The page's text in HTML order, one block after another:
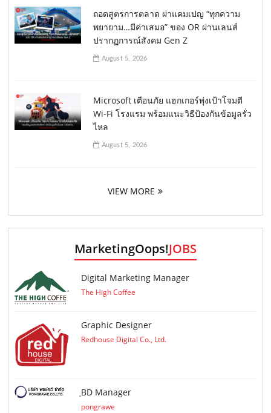
ถอดสูตรการตลาด ผ่าแคมเปญ “ทุกความ
พยายาม…มีค่าเสมอ” ของ OR ผ่านเลนส์
ปรากฏการณ์สังคม Gen Z
August 5, 2026
Microsoft เตือนภัย แฮกเกอร์พุ่งเป้าโจมตี
Wi-Fi โรงแรม พร้อมแนะวิธีป้องกันข้อมูลรั่ว
ไหล
August 5, 2026
VIEW MORE
MarketingOops!JOBS
Digital Marketing Manager
The High Coffee
Graphic Designer
Redhouse Digital Co., Ltd.
ฺBD Manager
pongrawe